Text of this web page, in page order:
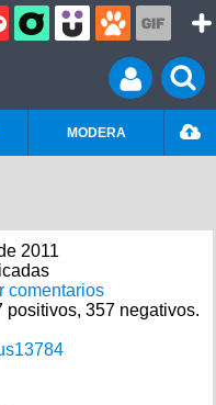
MODERA
2011
comentarios
positivos, 357 negativos.